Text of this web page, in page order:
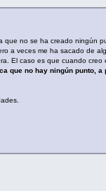
no se ha creado ningún
a veces me ha sacado de
El caso es que cuando
que no hay ningún punto,